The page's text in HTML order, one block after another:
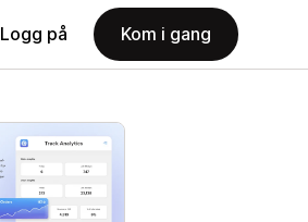
Logg på Kom i gang